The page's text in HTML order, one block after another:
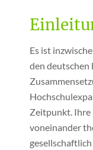
Es ist
den
Zeitpunkt. Ihre
voneinander